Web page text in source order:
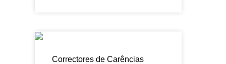
Correctores de Carências